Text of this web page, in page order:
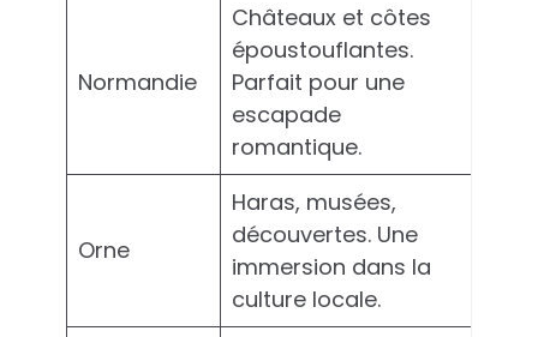
Normandie
Châteaux et côtes
époustouflantes.
Parfait pour une
escapade
romantique.
Orne
Haras, musées,
découvertes. Une
immersion dans la
culture locale.